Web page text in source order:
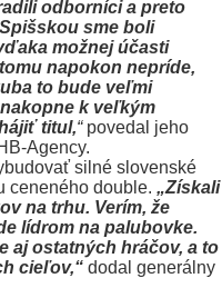
odborníci a preto
sme boli
možnej účasti
napokon nepríde,
to bude veľmi
k veľkým
titul,“povedal jeho
Agency.
silné slovenské
ceneného double. „Získali
na trhu. Verím, že
lídrom na palubovke.
aj ostatných hráčov, a to
cieľov,“ dodal generálny